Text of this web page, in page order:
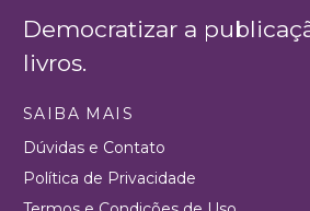
Democratizar a
livros.
SAIBA MAIS
Dúvidas e Contato
Política de Privacidade